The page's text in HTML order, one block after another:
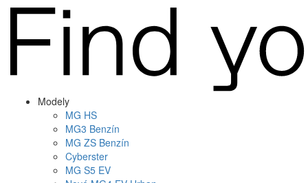
Modely
MG HS
MG3 Benzín
MG ZS Benzín
Cyberster
MG S5 EV